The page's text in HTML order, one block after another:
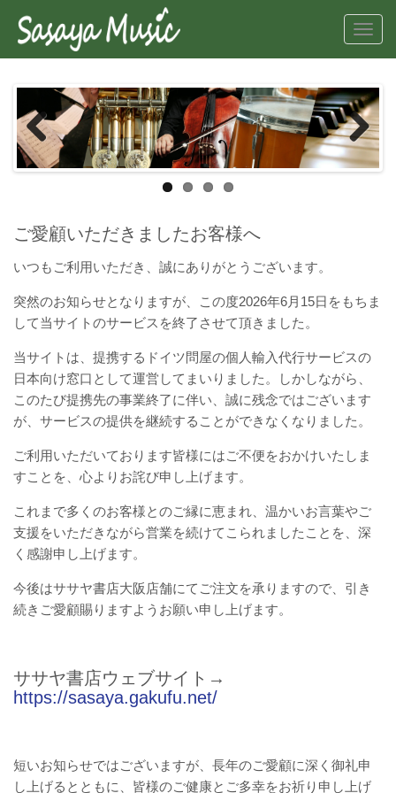
Previous Next
ご愛顧いただきましたお客様へ
いつもご利用いただき、誠にありがとうございます。
突然のお知らせとなりますが、この度2026年6月15日をもちま
して当サイトのサービスを終了させて頂きました。
当サイトは、提携するドイツ問屋の個人輸入代行サービスの
日本向け窓口として運営してまいりました。しかしながら、
このたび提携先の事業終了に伴い、誠に残念ではございます
が、サービスの提供を継続することができなくなりました。
ご利用いただいております皆様にはご不便をおかけいたしま
すことを、心よりお詫び申し上げます。
これまで多くのお客様とのご縁に恵まれ、温かいお言葉やご
支援をいただきながら営業を続けてこられましたことを、深
く感謝申し上げます。
今後はササヤ書店大阪店舗にてご注文を承りますので、引き
続きご愛顧賜りますようお願い申し上げます。
ササヤ書店ウェブサイト→
https://sasaya.gakufu.net/
短いお知らせではございますが、長年のご愛顧に深く御礼申
し上げるとともに、皆様のご健康とご多幸をお祈り申し上げ